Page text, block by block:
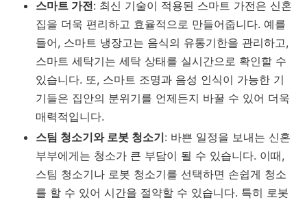
스마트 가전: 최신 기술이 적용된 스마트 가전은 신혼
집을 더욱 편리하고 효율적으로 만들어줍니다. 예를
들어, 스마트 냉장고는 음식의 유통기한을 관리하고,
스마트 세탁기는 세탁 상태를 실시간으로 확인할 수
있습니다. 또, 스마트 조명과 음성 인식이 가능한 기
기들은 집안의 분위기를 언제든지 바꿀 수 있어 더욱
매력적입니다.
스팀 청소기와 로봇 청소기: 바쁜 일정을 보내는 신혼
부부에게는 청소가 큰 부담이 될 수 있습니다. 이때,
스팀 청소기나 로봇 청소기를 선택하면 손쉽게 청소
를 할 수 있어 시간을 절약할 수 있습니다. 특히 로봇